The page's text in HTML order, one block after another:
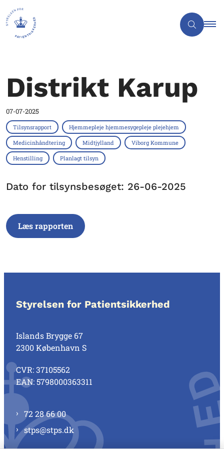
Distrikt Karup
07-07-2025
Tilsynsrapport Hjemmepleje hjemmesygepleje plejehjem
Medicinhåndtering Midtjylland Viborg Kommune
Henstilling Planlagt tilsyn
Dato for tilsynsbesøget: 26-06-2025
Læs rapporten
Styrelsen for Patientsikkerhed
Islands Brygge 67
2300 København S
CVR: 37105562
EAN: 5798000363311
72 28 66 00
stps@stps.dk